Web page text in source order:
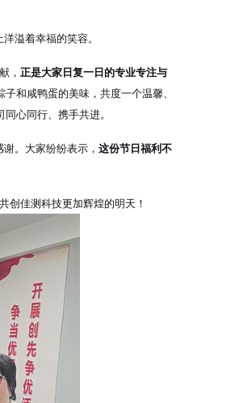
洋溢着幸福的笑容。
， 正是大家日复一日的专业专注与
和咸鸭蛋的美味，共度一个温馨、
同心同行、携手共进。
谢。大家纷纷表示， 这份节日福利不
创佳测科技更加辉煌的明天！